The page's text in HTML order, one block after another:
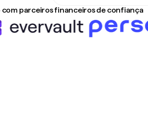
parceiros financeiros de confiança